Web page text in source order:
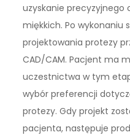
uzyskanie precyzyjnego
miękkich. Po wykonaniu
projektowania protezy
CAD/CAM. Pacjent ma
uczestnictwa w tym
wybór preferencji
protezy. Gdy projekt
pacjenta, następuje